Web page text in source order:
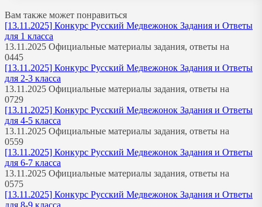
Вам также может понравиться
[13.11.2025] Конкурс Русский Медвежонок Задания и Ответы
для 1 класса
13.11.2025 Официальные материалы задания, ответы на
0445
[13.11.2025] Конкурс Русский Медвежонок Задания и Ответы
для 2-3 класса
13.11.2025 Официальные материалы задания, ответы на
0729
[13.11.2025] Конкурс Русский Медвежонок Задания и Ответы
для 4-5 класса
13.11.2025 Официальные материалы задания, ответы на
0559
[13.11.2025] Конкурс Русский Медвежонок Задания и Ответы
для 6-7 класса
13.11.2025 Официальные материалы задания, ответы на
0575
[13.11.2025] Конкурс Русский Медвежонок Задания и Ответы
для 8-9 класса